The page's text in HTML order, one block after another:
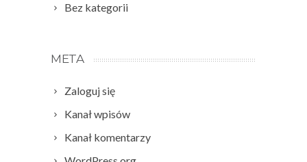
Bez kategorii
META
Zaloguj się
Kanał wpisów
Kanał komentarzy